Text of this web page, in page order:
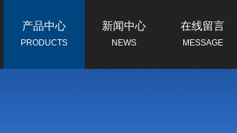
产品中心
PRODUCTS
新闻中心
NEWS
在线留言
MESSAGE